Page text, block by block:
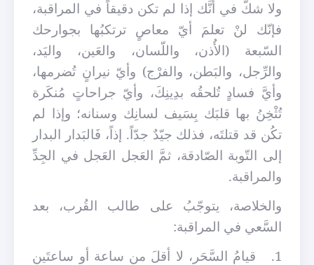
ولا شكَّ في أنَّك إذا لم تكن دقيقاً في المراقبة،
فإنّك لنْ تعلمَ أيّ معاصٍ ترتكبُها بجوارحك
السّبعة (الأُذن، واللّسان، والعَين، واليَد،
والرِّجل، والبَطن، والفرْج) وأيّ نيرانٍ تُضرمها،
وأيَّ فسادٍ تُلحقُه بدِينِكَ، وأيّ جراحاتٍ مُنكَرة
تُثْخِنُ بها قلبَك بِسَيف لسانِك وسنانه؛ وإذا لم
تكُن قد قتلتَه، فذلك جيّدٌ جدّاً. إذاً، فَالبَدار البدار
إلى التّوبة الصّادقة، ثمَّ العَجل العَجل في الجِدِّ
والمراقبة.
والخلاصة، يتوجّبُ على طالب القُرب، بعد
السَّعي في المراقبة:
1.
قيامُ السَّحَر، لا أقلَ من ساعة أو ساعتَين